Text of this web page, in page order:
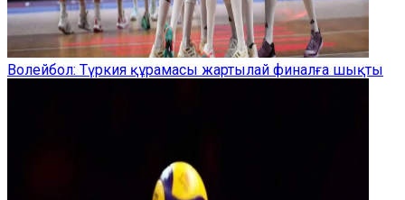
Волейбол: Түркия құрамасы жартылай финалға шықты